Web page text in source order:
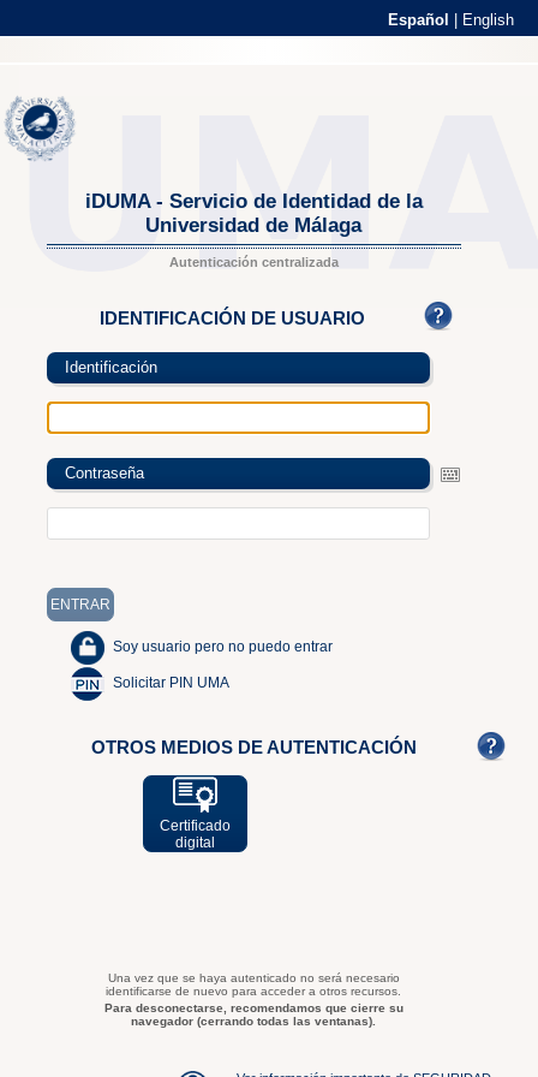
Español English
iDUMA - Servicio de Identidad de la
Universidad de Málaga
Autenticación centralizada
IDENTIFICACIÓN DE USUARIO
Identificación
Contraseña
Soy usuario pero no puedo entrar
Solicitar PIN UMA
OTROS MEDIOS DE AUTENTICACIÓN
Certificado
digital
Una vez que se haya autenticado no será necesario
identificarse de nuevo para acceder a otros recursos.
Para desconectarse, recomendamos que cierre su
navegador (cerrando todas las ventanas).